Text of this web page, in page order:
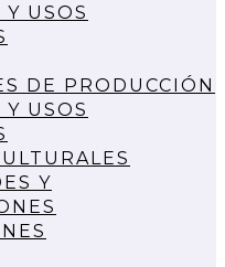
USOS
DE PRODUCCIÓN
USOS
Y